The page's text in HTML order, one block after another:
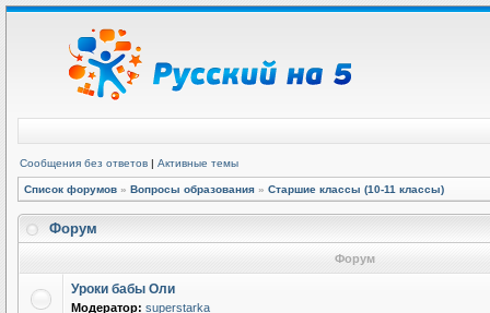
Сообщения без ответов | Активные темы
Список форумов » Вопросы образования » Старшие классы (10-11 классы)
Форум
Форум
Уроки бабы Оли
Модератор: superstarka